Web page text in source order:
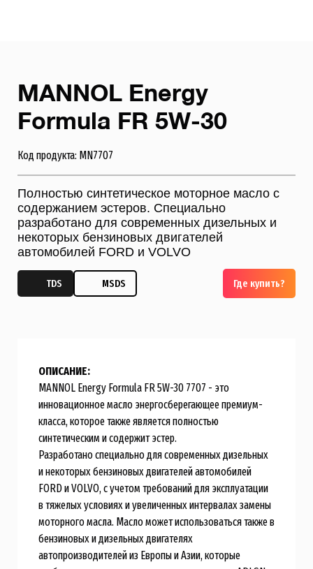
Где купить?
MANNOL Energy
Formula FR 5W-30
Код продукта: MN7707
Полностью синтетическое моторное масло с
содержанием эстеров. Специально
разработано для современных дизельных и
некоторых бензиновых двигателей
автомобилей FORD и VOLVO
TDS MSDS
ОПИСАНИЕ:
MANNOL Energy Formula FR 5W-30 7707 - это
инновационное масло энергосберегающее премиум-
класса, которое также является полностью
синтетическим и содержит эстер.
Разработано специально для современных дизельных
и некоторых бензиновых двигателей автомобилей
FORD и VOLVO, с учетом требований для эксплуатации
в тяжелых условиях и увеличенных интервалах замены
моторного масла. Масло может использоваться также в
бензиновых и дизельных двигателях
автопроизводителей из Европы и Азии, которые